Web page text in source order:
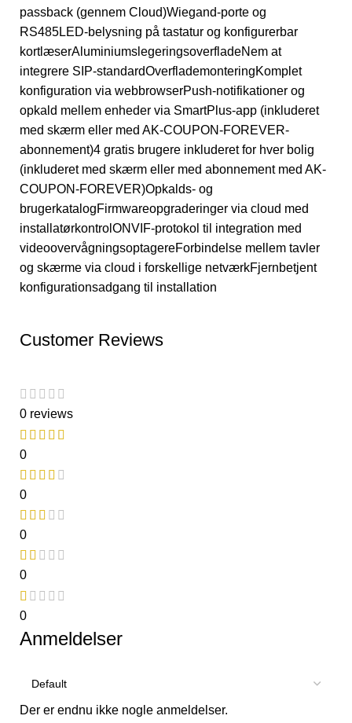
passback (gennem Cloud)Wiegand-porte og
RS485LED-belysning på tastatur og konfigurerbar
kortlæserAluminiumslegeringsoverfladeNem at
integrere SIP-standardOverflademonteringKomplet
konfiguration via webbrowserPush-notifikationer og
opkald mellem enheder via SmartPlus-app (inkluderet
med skærm eller med AK-COUPON-FOREVER-
abonnement)4 gratis brugere inkluderet for hver bolig
(inkluderet med skærm eller med abonnement med AK-
COUPON-FOREVER)Opkalds- og
brugerkatalogFirmwareopgraderinger via cloud med
installatørkontrolONVIF-protokol til integration med
videoovervågningsoptagereForbindelse mellem tavler
og skærme via cloud i forskellige netværkFjernbetjent
konfigurationsadgang til installation
Customer Reviews
0 reviews
0
0
0
0
0
Anmeldelser
Der er endnu ikke nogle anmeldelser.